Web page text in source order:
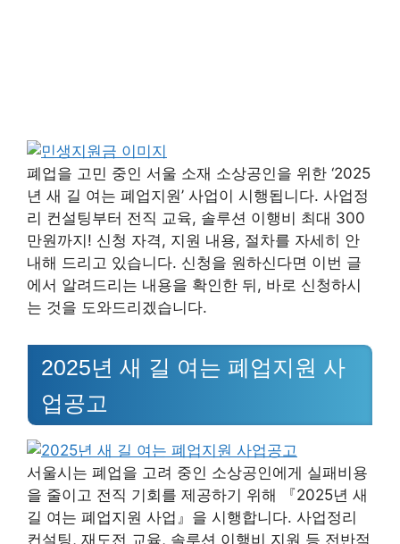
폐업을 고민 중인 서울 소재 소상공인을 위한 ‘2025
년 새 길 여는 폐업지원’ 사업이 시행됩니다. 사업정
리 컨설팅부터 전직 교육, 솔루션 이행비 최대 300
만원까지! 신청 자격, 지원 내용, 절차를 자세히 안
내해 드리고 있습니다. 신청을 원하신다면 이번 글
에서 알려드리는 내용을 확인한 뒤, 바로 신청하시
는 것을 도와드리겠습니다.
2025년 새 길 여는 폐업지원 사
업공고
서울시는 폐업을 고려 중인 소상공인에게 실패비용
을 줄이고 전직 기회를 제공하기 위해 『2025년 새
길 여는 폐업지원 사업』을 시행합니다. 사업정리
컨설팅, 재도전 교육, 솔루션 이행비 지원 등 전반적